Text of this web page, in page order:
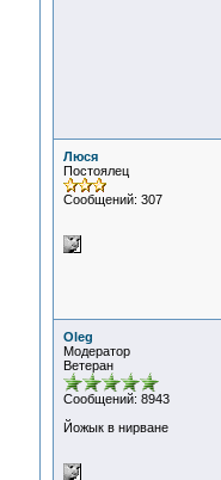
Люся
Постоялец
Сообщений: 307
Oleg
Модератор
Ветеран
Сообщений: 8943
Йожык в нирване